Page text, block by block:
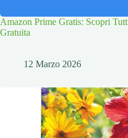
Amazon Prime Gratis: Scopri
Gratuita
12 Marzo 2026